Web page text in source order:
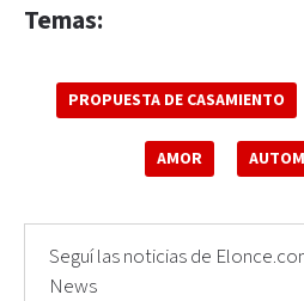
Temas:
PROPUESTA DE CASAMIENTO
AMOR
Seguí las noticias de
News